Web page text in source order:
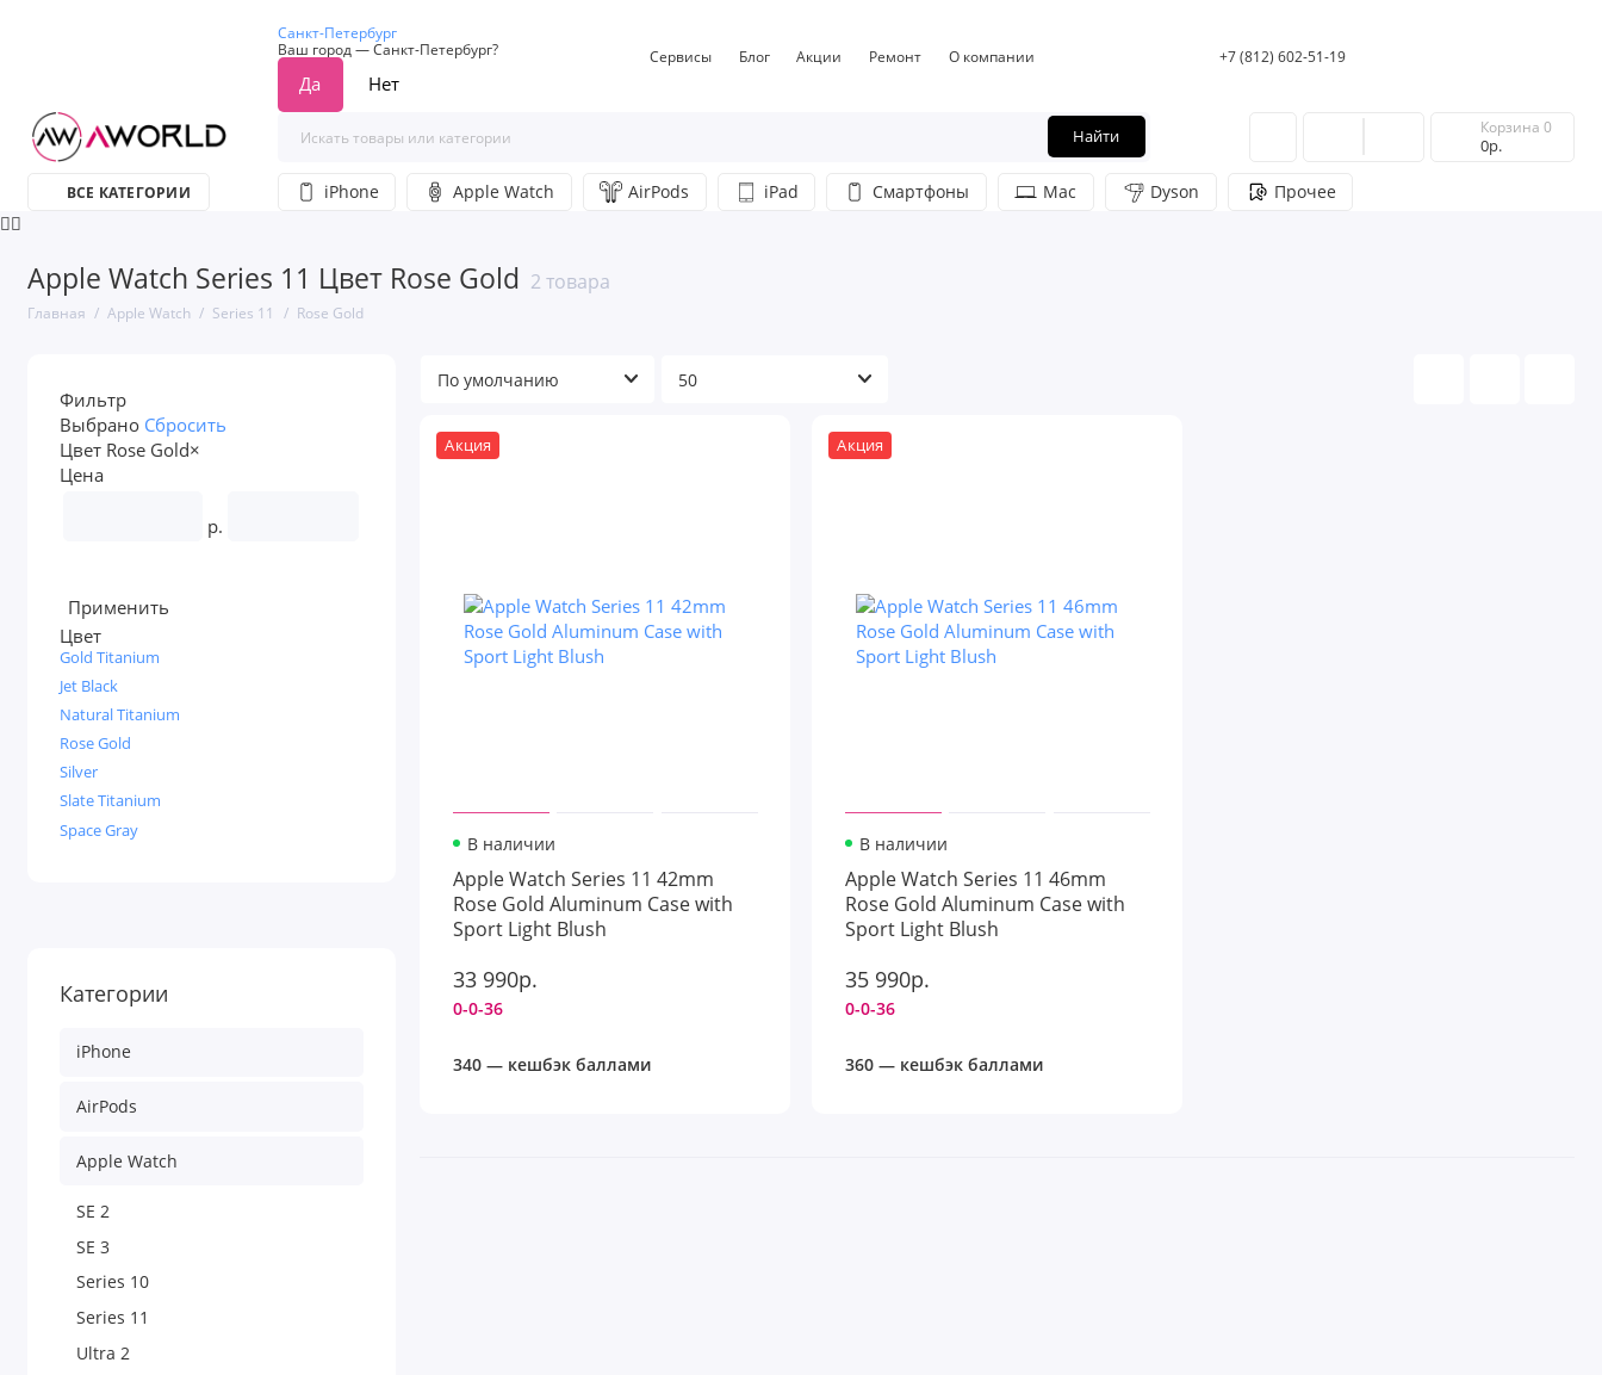
Санкт-Петербург
Ваш город —Санкт-Петербург? Сервисы Блог Акции Ремонт О компании +7 (812) 602-51-19
Найти Корзина 0
0р.
ВСЕ КАТЕГОРИИ iPhone Apple Watch AirPods iPad Смартфоны Mac Dyson Прочее
Apple Watch Series 11 Цвет Rose Gold 2 товара
Главная Apple Watch Series 11 Rose Gold
Фильтр
Выбрано Сбросить
Цвет Rose Gold×
Цена
р.
Применить
Цвет
Gold Titanium
Jet Black
Natural Titanium
Rose Gold
Silver
Slate Titanium
Space Gray
Категории
iPhone
AirPods
Apple Watch
SE 2
SE 3
Series 10
Series 11
Ultra 2
Акция
В наличии
Apple Watch Series 11 42mm
Rose Gold Aluminum Case with
Sport Light Blush
33 990р.
0-0-36
340 — кешбэк баллами
Акция
В наличии
Apple Watch Series 11 46mm
Rose Gold Aluminum Case with
Sport Light Blush
35 990р.
0-0-36
360 — кешбэк баллами